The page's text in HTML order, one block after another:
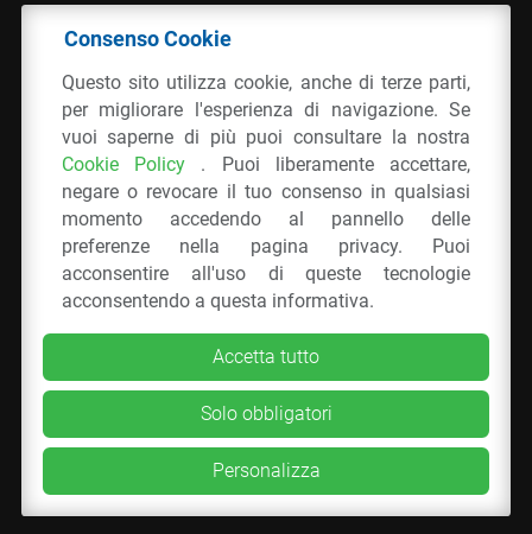
Plastiche da Riciclo
C.F. 97381090154
Via San Vittore 36 20123Milano (MI)
Tel.: 02 43928225.
Tutti i diritti riservati Privacy Policy &Cookie
Consenso Cookie
Questo sito utilizza cookie, anche di terze parti,
per migliorare l'esperienza di navigazione. Se
vuoi saperne di più puoi consultare la nostra
Cookie Policy . Puoi liberamente accettare,
negare o revocare il tuo consenso in qualsiasi
momento accedendo al pannello delle
preferenze nella pagina privacy. Puoi
acconsentire all'uso di queste tecnologie
acconsentendo a questa informativa.
Accetta tutto
Solo obbligatori
Personalizza